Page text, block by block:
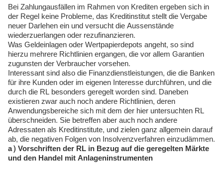
Bei Zahlungausfällen im Rahmen von Krediten ergeben sich in
der Regel keine Probleme, das Kreditinstitut stellt die Vergabe
neuer Darlehen ein und versucht die Aussenstände
wiederzuerlangen oder rezufinanzieren.
Was Geldeinlagen oder Wertpapierdepots angeht, so sind
hierzu mehrere Richtlinien ergangen, die vor allem Garantien
zugunsten der Verbraucher vorsehen.
Interessant sind also die Finanzdienstleistungen, die die Banken
für ihre Kunden oder im eigenen Interesse durchführen, und die
durch die RL besonders geregelt worden sind. Daneben
existieren zwar auch noch andere Richtlinien, deren
Anwendungsbereiche sich mit dem der hier untersuchten RL
überschneiden. Sie betreffen aber auch noch andere
Adressaten als Kreditinstitute, und zielen ganz allgemein darauf
ab, die negativen Folgen von Insolvenzverfahren einzudämmen.
a) Vorschriften der RL in Bezug auf die geregelten Märkte
und den Handel mit Anlageninstrumenten